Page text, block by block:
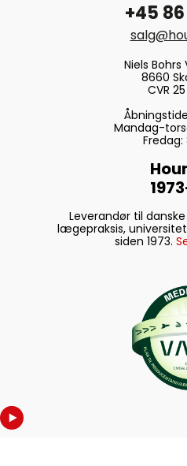
+45
Niels Bohrs
8660
CVR
Mandag-
Fredag:
Leverandør til
lægepraksis,
siden 1973.